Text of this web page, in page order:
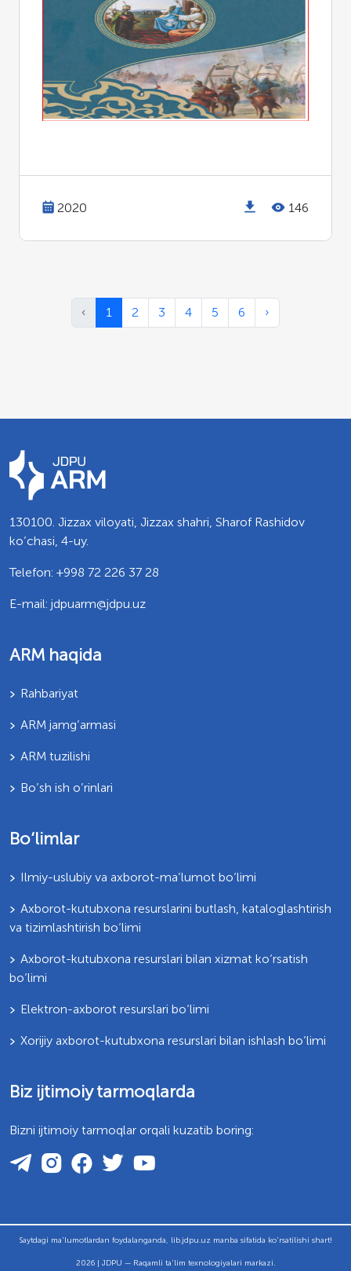
2020 146
‹ 1 2 3 4 5 6 ›
130100. Jizzax viloyati, Jizzax shahri, Sharof Rashidov
ko’chasi, 4-uy.
Telefon: +998 72 226 37 28
E-mail: jdpuarm@jdpu.uz
ARM haqida
Rahbariyat
ARM jamg’armasi
ARM tuzilishi
Bo’sh ish o’rinlari
Bo‘limlar
Ilmiy-uslubiy va axborot-ma’lumot bo‘limi
Axborot-kutubxona resurslarini butlash, kataloglashtirish
va tizimlashtirish bo‘limi
Axborot-kutubxona resurslari bilan xizmat ko‘rsatish
bo‘limi
Elektron-axborot resurslari bo‘limi
Xorijiy axborot-kutubxona resurslari bilan ishlash bo‘limi
Biz ijtimoiy tarmoqlarda
Bizni ijtimoiy tarmoqlar orqali kuzatib boring:
Saytdagi ma'lumotlardan foydalanganda, lib.jdpu.uz manba sifatida ko'rsatilishi shart!
2026 | JDPU — Raqamli ta'lim texnologiyalari markazi.